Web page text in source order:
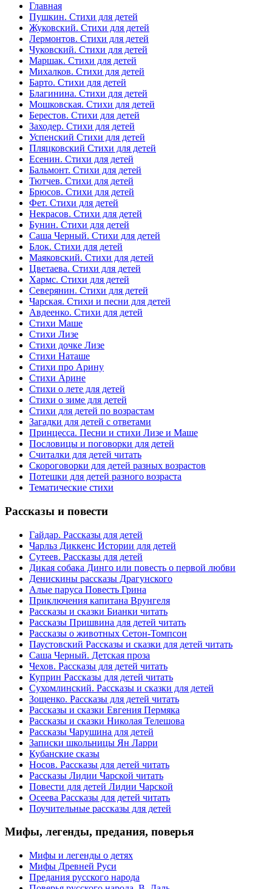
Главная
Пушкин. Стихи для детей
Жуковский. Стихи для детей
Лермонтов. Стихи для детей
Чуковский. Стихи для детей
Маршак. Стихи для детей
Михалков. Стихи для детей
Барто. Стихи для детей
Благинина. Стихи для детей
Мошковская. Стихи для детей
Берестов. Стихи для детей
Заходер. Стихи для детей
Успенский Стихи для детей
Пляцковский Стихи для детей
Есенин. Стихи для детей
Бальмонт. Стихи для детей
Тютчев. Стихи для детей
Брюсов. Стихи для детей
Фет. Стихи для детей
Некрасов. Стихи для детей
Бунин. Стихи для детей
Саша Черный. Стихи для детей
Блок. Стихи для детей
Маяковский. Стихи для детей
Цветаева. Стихи для детей
Хармс. Стихи для детей
Северянин. Стихи для детей
Чарская. Стихи и песни для детей
Авдеенко. Стихи для детей
Стихи Маше
Стихи Лизе
Стихи дочке Лизе
Стихи Наташе
Стихи про Арину
Стихи Арине
Стихи о лете для детей
Стихи о зиме для детей
Стихи для детей по возрастам
Загадки для детей с ответами
Принцесса. Песни и стихи Лизе и Маше
Пословицы и поговорки для детей
Считалки для детей читать
Скороговорки для детей разных возрастов
Потешки для детей разного возраста
Тематические стихи
Рассказы и повести
Гайдар. Рассказы для детей
Чарльз Диккенс Истории для детей
Сутеев. Рассказы для детей
Дикая собака Динго или повесть о первой любви
Денискины рассказы Драгунского
Алые паруса Повесть Грина
Приключения капитана Врунгеля
Рассказы и сказки Бианки читать
Рассказы Пришвина для детей читать
Рассказы о животных Сетон-Томпсон
Паустовский Рассказы и сказки для детей читать
Саша Черный. Детская проза
Чехов. Рассказы для детей читать
Куприн Рассказы для детей читать
Сухомлинский. Рассказы и сказки для детей
Зощенко. Рассказы для детей читать
Рассказы и сказки Евгения Пермяка
Рассказы и сказки Николая Телешова
Рассказы Чарушина для детей
Записки школьницы Ян Ларри
Кубанские сказы
Носов. Рассказы для детей читать
Рассказы Лидии Чарской читать
Повести для детей Лидии Чарской
Осеева Рассказы для детей читать
Поучительные рассказы для детей
Мифы, легенды, предания, поверья
Мифы и легенды о детях
Мифы Древней Руси
Предания русского народа